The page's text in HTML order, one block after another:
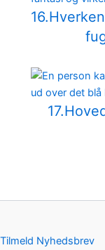
Tilmeld Nyhedsbrev